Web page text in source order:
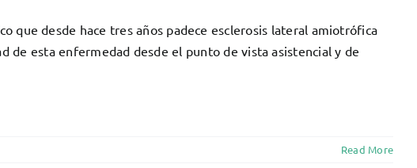
que desde hace tres años padece esclerosis lateral amiotrófica
de esta enfermedad desde el punto de vista asistencial y de
Read More